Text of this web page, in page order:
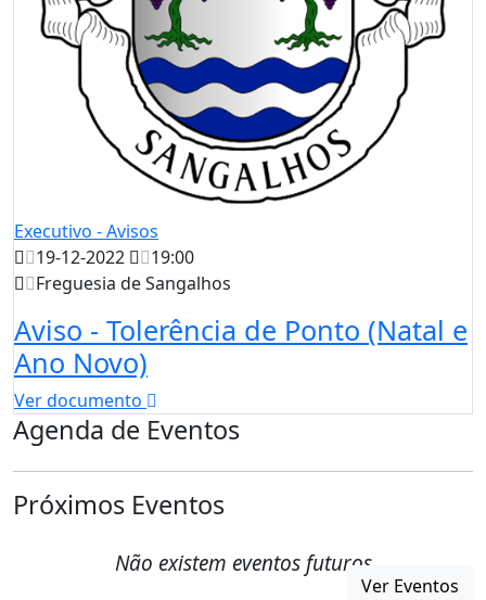
Executivo - Avisos
19-12-2022
19:00
Freguesia de Sangalhos
Aviso - Tolerência de Ponto (Natal e
Ano Novo)
Ver documento
Agenda de Eventos
Próximos Eventos
Não existem eventos futuros
Ver Eventos